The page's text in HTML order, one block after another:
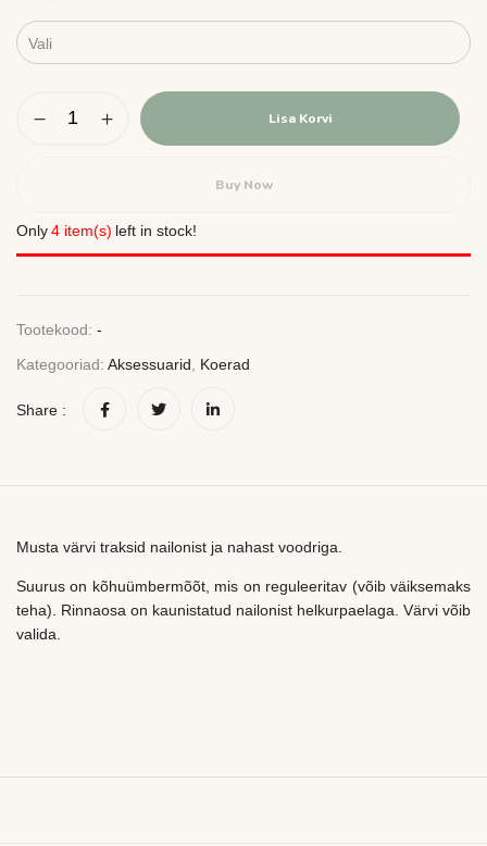
Lisa Korvi
Buy Now
Only4 item(s) left in stock!
Tootekood: -
Kategooriad: Aksessuarid Koerad
Share :
Musta värvi traksid nailonist ja nahast voodriga.
Suurus on kõhuümbermõõt, mis on reguleeritav (võib väiksemaks
teha). Rinnaosa on kaunistatud nailonist helkurpaelaga. Värvi võib
valida.